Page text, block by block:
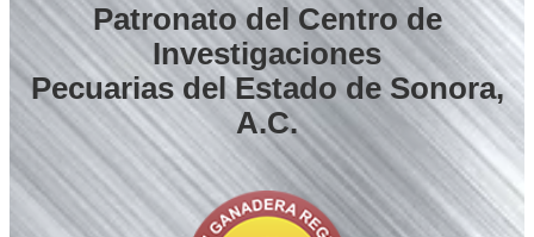
Patronato del Centro de
Investigaciones
Pecuarias del Estado de Sonora,
A.C.